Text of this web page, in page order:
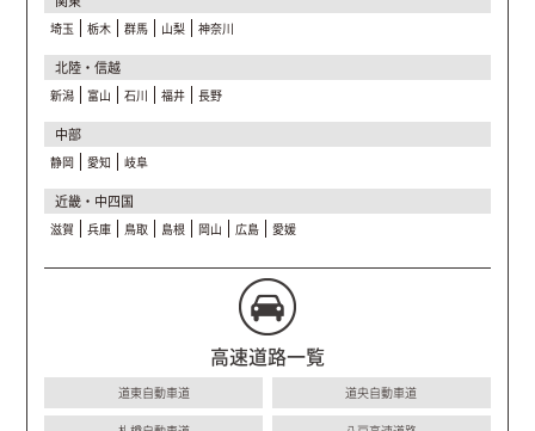
埼玉 栃木 群馬 山梨 神奈川
北陸・信越
新潟 富山 石川 福井 長野
中部
静岡 愛知 岐阜
近畿・中四国
滋賀 兵庫 鳥取 島根 岡山 広島 愛媛
高速道路一覧
道東自動車道 道央自動車道